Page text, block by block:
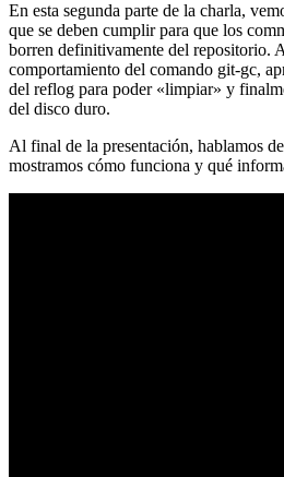
En esta segunda parte de la charla,
que se deben cumplir para que los
borren definitivamente del repositorio.
comportamiento del comando git-gc,
del reflog para poder «limpiar» y
del disco duro.
Al final de la presentación, hablamos
mostramos cómo funciona y qué